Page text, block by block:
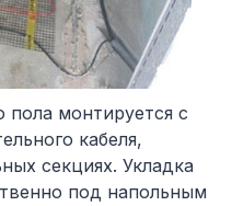
пола монтируется с
кабеля,
секциях. Укладка
под напольным